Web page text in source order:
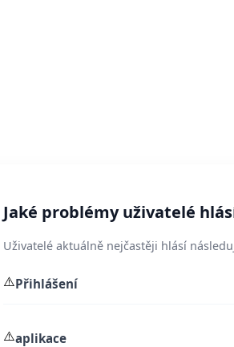
Jaké problémy uživatelé
Uživatelé aktuálně nejčastěji hlásí
⚠️Přihlášení
⚠️aplikace